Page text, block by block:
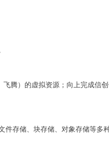
腾）的虚拟资源；向上完成信
存储、块存储、对象存储等多